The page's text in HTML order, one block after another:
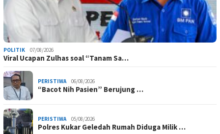
POLITIK 07/08/2026
Viral Ucapan Zulhas soal “Tanam Sa…
PERISTIWA 06/08/2026
“Bacot Nih Pasien” Berujung …
PERISTIWA 05/08/2026
Polres Kukar Geledah Rumah Diduga Milik …